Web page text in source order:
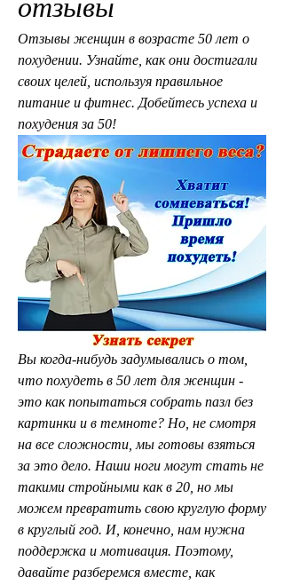
отзывы
Отзывы женщин в возрасте 50 лет о
похудении. Узнайте, как они достигали
своих целей, используя правильное
питание и фитнес. Добейтесь успеха и
похудения за 50!
Вы когда-нибудь задумывались о том,
что похудеть в 50 лет для женщин -
это как попытаться собрать пазл без
картинки и в темноте? Но, не смотря
на все сложности, мы готовы взяться
за это дело. Наши ноги могут стать не
такими стройными как в 20, но мы
можем превратить свою круглую форму
в круглый год. И, конечно, нам нужна
поддержка и мотивация. Поэтому,
давайте разберемся вместе, как